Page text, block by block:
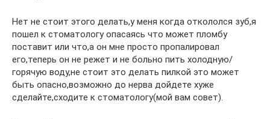
Нет не стоит этого делать,у меня когда откололся зуб,я
пошел к стоматологу опасаясь что может пломбу
поставит или что,а он мне просто пропалировал
его,теперь он не режет и не больно пить холодную/
горячую воду,не стоит это делать пилкой это может
быть опасно,возможно до нерва дойдете хуже
сделайте,сходите к стоматологу(мой вам совет).